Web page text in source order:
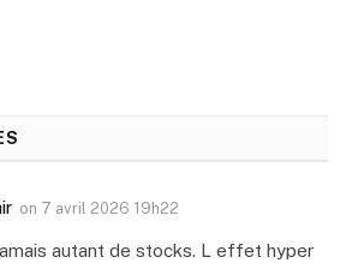
on 7 avril 2026 19h22
autant de stocks. L effet hyper